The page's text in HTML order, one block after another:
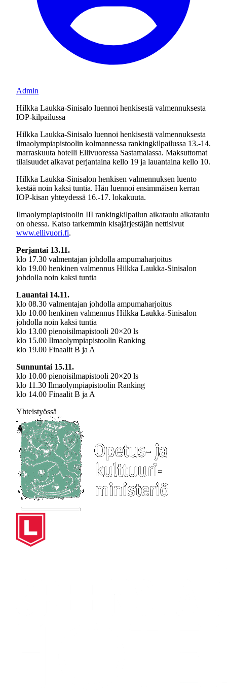
Admin
Hilkka Laukka-Sinisalo luennoi henkisestä valmennuksesta
IOP-kilpailussa
Hilkka Laukka-Sinisalo luennoi henkisestä valmennuksesta
ilmaolympiapistoolin kolmannessa rankingkilpailussa 13.-14.
marraskuuta hotelli Ellivuoressa Sastamalassa. Maksuttomat
tilaisuudet alkavat perjantaina kello 19 ja lauantaina kello 10.
Hilkka Laukka-Sinisalon henkisen valmennuksen luento
kestää noin kaksi tuntia. Hän luennoi ensimmäisen kerran
IOP-kisan yhteydessä 16.-17. lokakuuta.
Ilmaolympiapistoolin III rankingkilpailun aikataulu aikataulu
on ohessa. Katso tarkemmin kisajärjestäjän nettisivut
www.ellivuori.fi.
Perjantai 13.11.
klo 17.30 valmentajan johdolla ampumaharjoitus
klo 19.00 henkinen valmennus Hilkka Laukka-Sinisalon
johdolla noin kaksi tuntia
Lauantai 14.11.
klo 08.30 valmentajan johdolla ampumaharjoitus
klo 10.00 henkinen valmennus Hilkka Laukka-Sinisalon
johdolla noin kaksi tuntia
klo 13.00 pienoisilmapistooli 20×20 ls
klo 15.00 Ilmaolympiapistoolin Ranking
klo 19.00 Finaalit B ja A
Sunnuntai 15.11.
klo 10.00 pienoisilmapistooli 20×20 ls
klo 11.30 Ilmaolympiapistoolin Ranking
klo 14.00 Finaalit B ja A
Yhteistyössä